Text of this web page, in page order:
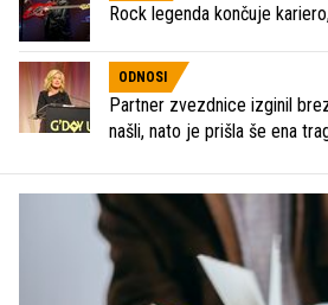
Rock legenda končuje
ODNOSI
Partner zvezdnice izginil
našli, nato je prišla še ena